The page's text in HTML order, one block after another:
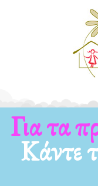
Για τα
Κάντε